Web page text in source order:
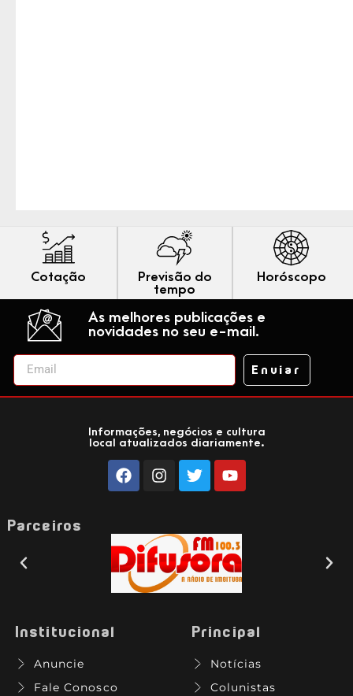
Cotação
Previsão do
tempo
Horóscopo
As melhores publicações e
novidades no seu e-mail.
Enviar
Informações, negócios e cultura
local atualizados diariamente.
Parceiros
Institucional
Anuncie
Fale Conosco
Principal
Notícias
Colunistas